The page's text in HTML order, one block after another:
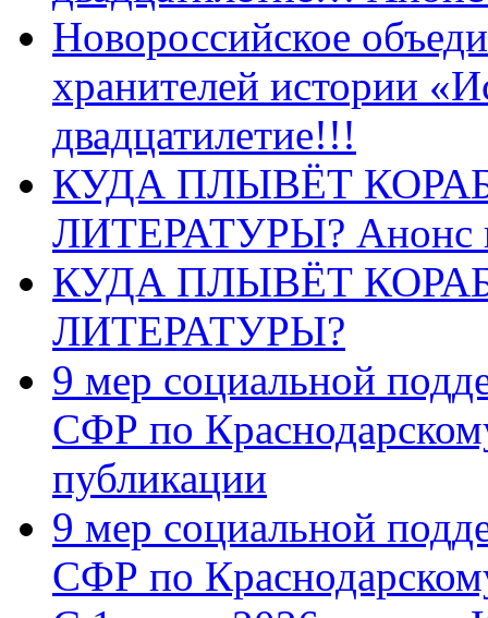
Новороссийское
хранителей истории
двадцатилетие!!!
КУДА ПЛЫВЁТ
ЛИТЕРАТУРЫ? Анонс
КУДА ПЛЫВЁТ
ЛИТЕРАТУРЫ?
9 мер социальной
СФР по
публикации
9 мер социальной
СФР по